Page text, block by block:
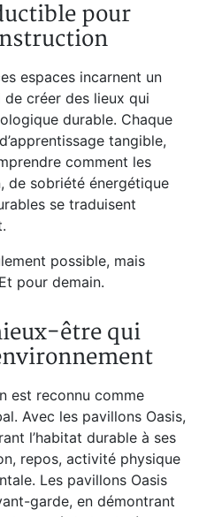
pour
espaces incarnent un
créer des lieux qui
durable. Chaque
tangible,
comment les
de sobriété énergétique
se traduisent
possible, mais
pour demain.
être qui
est reconnu comme
Avec les pavillons Oasis,
l’habitat durable à ses
repos, activité physique
Les pavillons Oasis
garde, en démontrant